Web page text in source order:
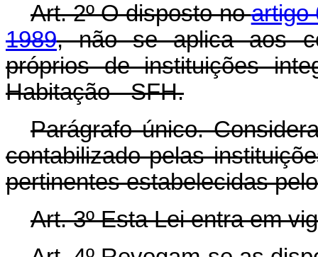
Art. 2º O disposto noartigo
1989, não se aplica aos
próprios de instituições
Habitação - SFH.
Parágrafo único.
contabilizado pelas
pertinentes estabelecidas
Art. 3º Esta Lei entra em